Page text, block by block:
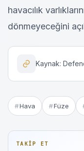
havacılık
dönmeyeceğini
Kaynak:
Hava Füze
TAKIP ET